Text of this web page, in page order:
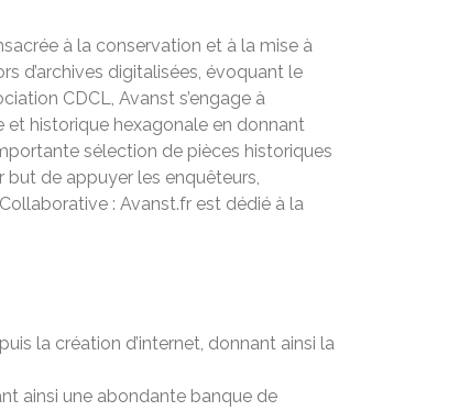
à la conservation et à la mise à
d’archives digitalisées, évoquant le
CDCL, Avanst s’engage à
et historique hexagonale en donnant
sélection de pièces historiques
but de appuyer les enquêteurs,
: Avanst.fr est dédié à la
la création d’internet, donnant ainsi la
ainsi une abondante banque de